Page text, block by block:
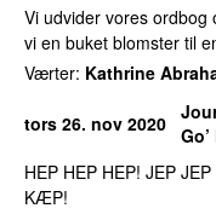
Vi udvider vores ordbog
vi en buket blomster til
Værter: Kathrine
tors 26. nov 2020
HEP HEP HEP! JEP
KÆP!